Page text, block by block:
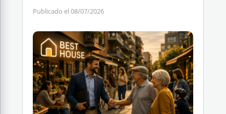
Publicado el 08/07/2026